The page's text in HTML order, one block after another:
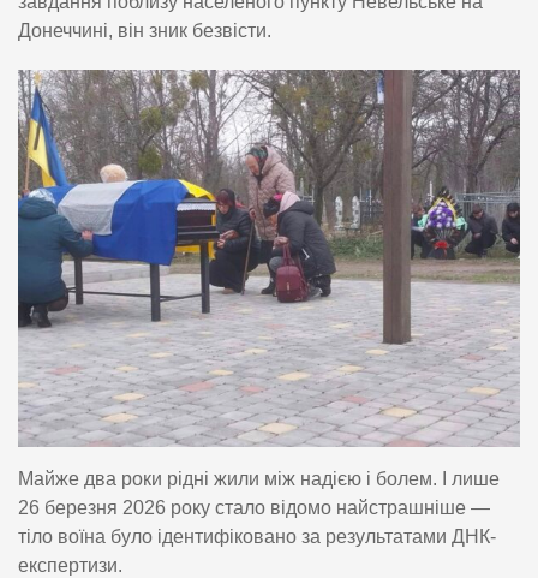
Донеччині, він зник безвісти.
Майже два роки рідні жили між надією і болем. І лише
26 березня 2026 року стало відомо найстрашніше —
тіло воїна було ідентифіковано за результатами ДНК-
експертизи.